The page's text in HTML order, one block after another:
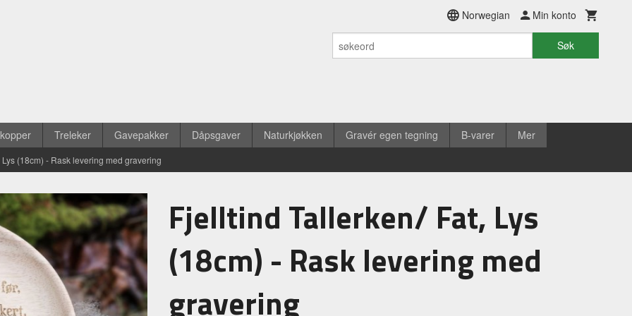
Norwegian Min konto
Søk
Treleker Gavepakker Dåpsgaver Naturkjøkken Gravér egen tegning B-varer Mer
(18cm) - Rask levering med gravering
Fjelltind Tallerken/ Fat, Lys
(18cm) - Rask levering med
gravering